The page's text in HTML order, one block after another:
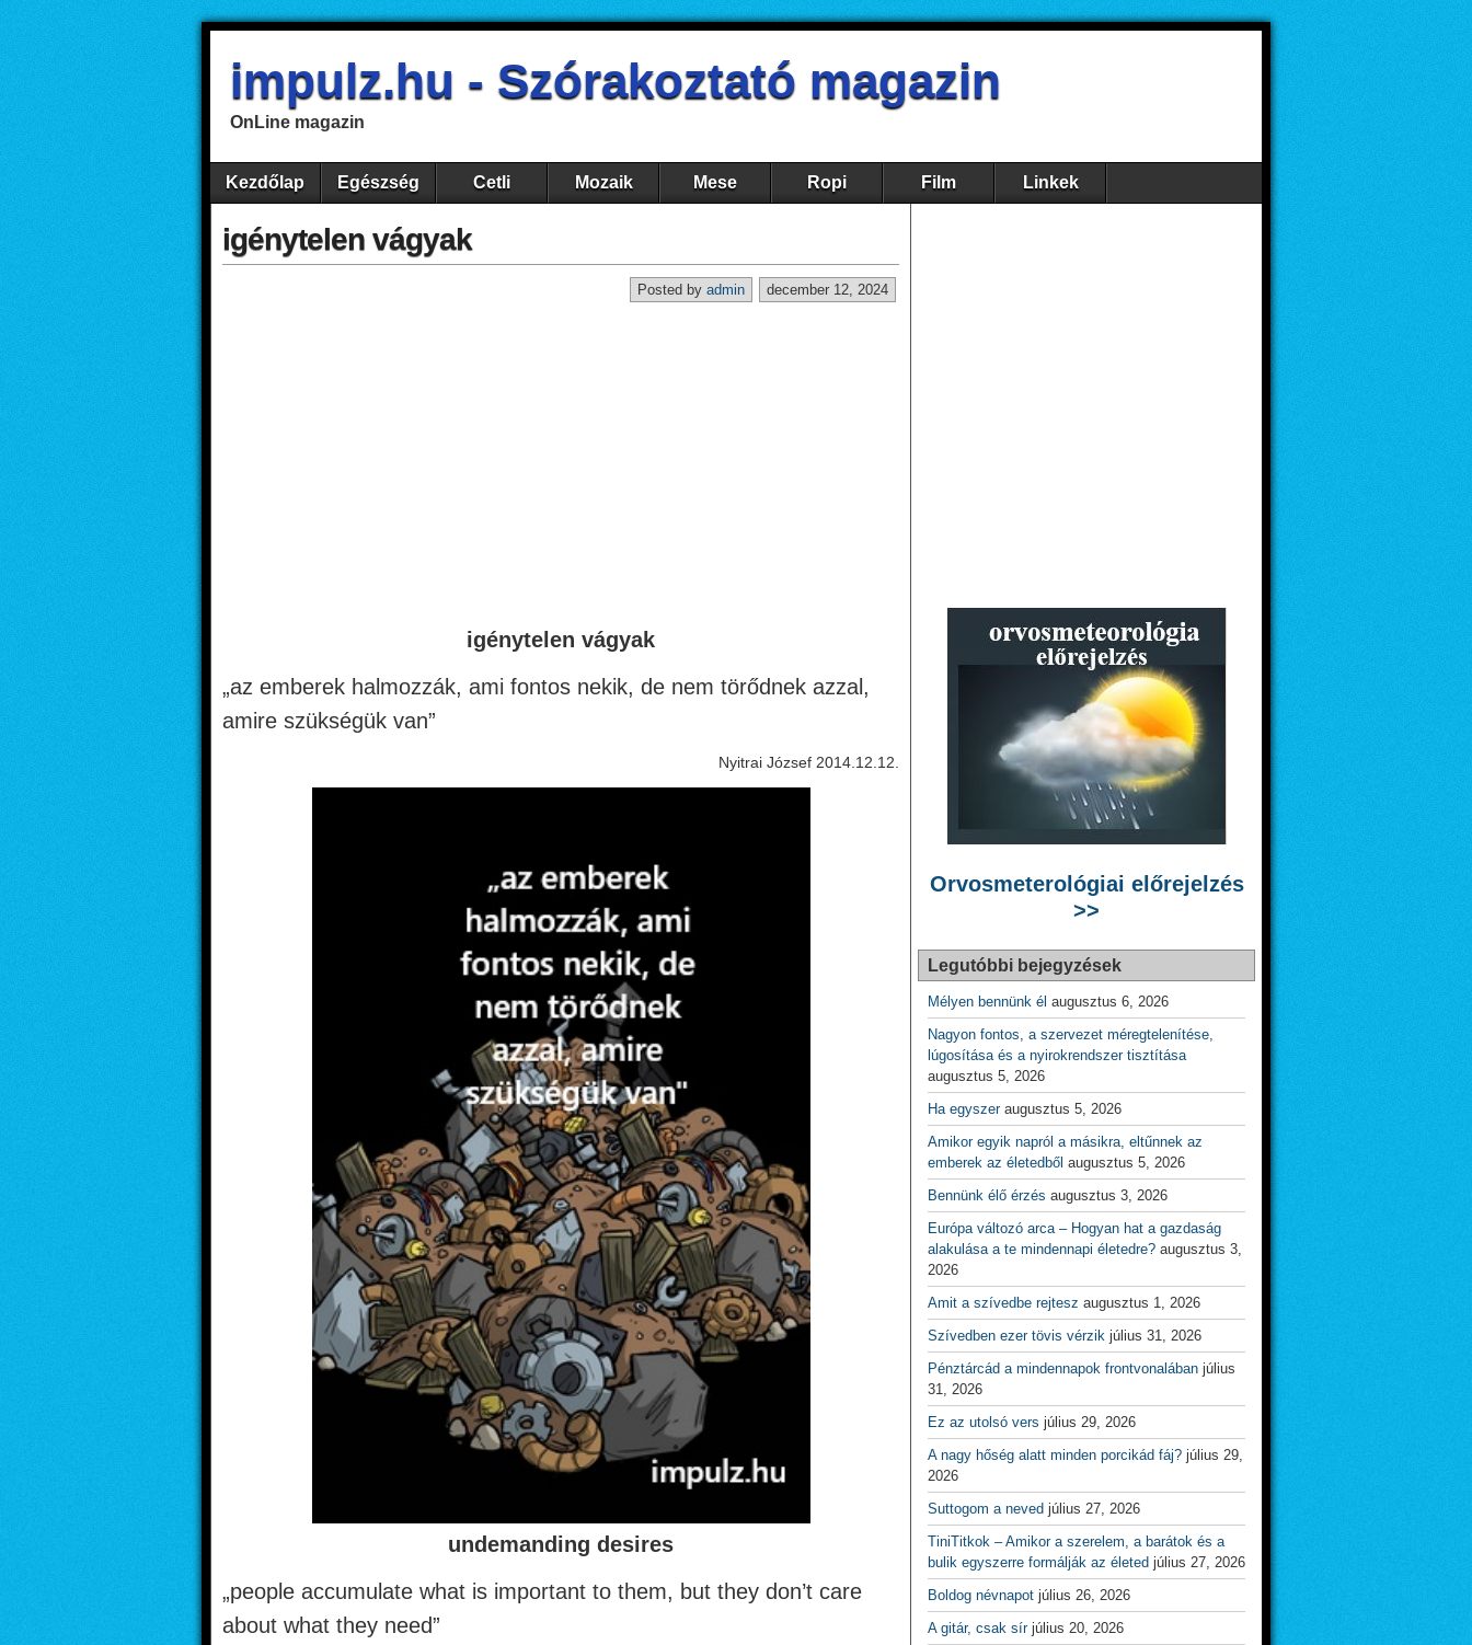
impulz.hu - Szórakoztató magazin
OnLine magazin
Kezdőlap Egészség Cetli Mozaik Mese Ropi Film Linkek
igénytelen vágyak
december 12, 2024
Posted by admin
igénytelen vágyak
„az emberek halmozzák, ami fontos nekik, de nem törődnek azzal,
amire szükségük van”
Nyitrai József 2014.12.12.
undemanding desires
„people accumulate what is important to them, but they don’t care
about what they need”
Orvosmeterológiai előrejelzés
>>
Legutóbbi bejegyzések
Mélyen bennünk él augusztus 6, 2026
Nagyon fontos, a szervezet méregtelenítése,
lúgosítása és a nyirokrendszer tisztítása
augusztus 5, 2026
Ha egyszer augusztus 5, 2026
Amikor egyik napról a másikra, eltűnnek az
emberek az életedből augusztus 5, 2026
Bennünk élő érzés augusztus 3, 2026
Európa változó arca – Hogyan hat a gazdaság
alakulása a te mindennapi életedre? augusztus 3,
2026
Amit a szívedbe rejtesz augusztus 1, 2026
Szívedben ezer tövis vérzik július 31, 2026
Pénztárcád a mindennapok frontvonalában július
31, 2026
Ez az utolsó vers július 29, 2026
A nagy hőség alatt minden porcikád fáj? július 29,
2026
Suttogom a neved július 27, 2026
TiniTitkok – Amikor a szerelem, a barátok és a
bulik egyszerre formálják az életed július 27, 2026
Boldog névnapot július 26, 2026
A gitár, csak sír július 20, 2026